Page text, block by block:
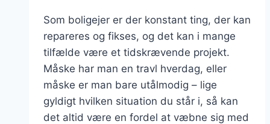
Som boligejer er der konstant ting, der kan
repareres og fikses, og det kan i mange
tilfælde være et tidskrævende projekt.
Måske har man en travl hverdag, eller
måske er man bare utålmodig – lige
gyldigt hvilken situation du står i, så kan
det altid være en fordel at væbne sig med